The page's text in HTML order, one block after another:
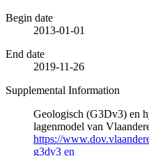
Begin date
2013-01-01
End date
2019-11-26
Supplemental Information
Geologisch (G3Dv3) en
lagenmodel van
https://
g3dv3 en